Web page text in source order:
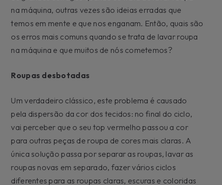
na máquina, outras vezes são ideias erradas que
temos em mente e que nos enganam. Então, quais são
os erros mais comuns quando se trata de lavar roupa
na máquina e que muitos de nós cometemos?
Roupas desbotadas
Um verdadeiro clássico, este problema é causado
pela dispersão da cor dos tecidos: no final do ciclo,
vai perceber que o seu top vermelho passou a cor
para outras peças de roupa de cores mais claras. A
única solução passa por separar as roupas, lavar as
roupas novas em separado, fazer vários ciclos
diferentes para as roupas claras, escuras e coloridas